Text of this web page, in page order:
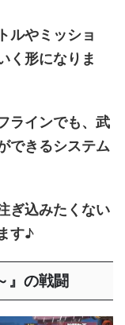
ルやミッショ
く形になりま
ラインでも、武
できるシステム
ぎ込みたくない
す♪
』の戦闘